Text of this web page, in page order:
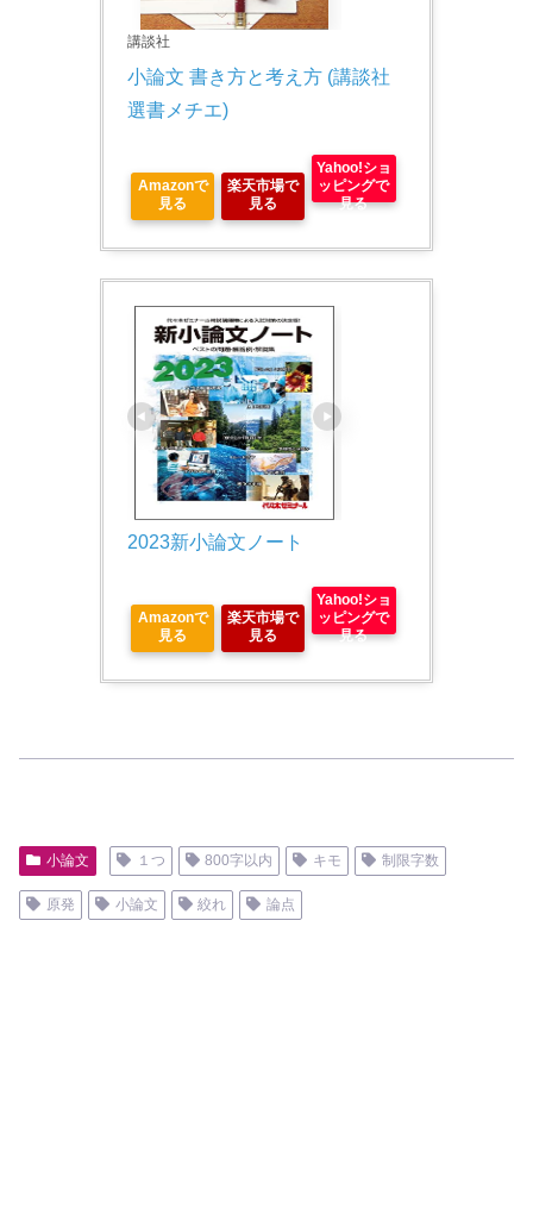
講談社
小論文 書き方と考え方 (講談社
選書メチエ)
Amazonで
見る
楽天市場で
見る
Yahoo!ショ
ッピングで
見る
2023新小論文ノート
Amazonで
見る
楽天市場で
見る
Yahoo!ショ
ッピングで
見る
小論文 １つ 800字以内 キモ 制限字数
原発 小論文 絞れ 論点